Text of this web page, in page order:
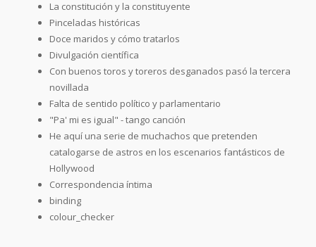
La constitución y la constituyente
Pinceladas históricas
Doce maridos y cómo tratarlos
Divulgación científica
Con buenos toros y toreros desganados pasó la tercera
novillada
Falta de sentido político y parlamentario
"Pa' mi es igual" - tango canción
He aquí una serie de muchachos que pretenden
catalogarse de astros en los escenarios fantásticos de
Hollywood
Correspondencia íntima
binding
colour_checker